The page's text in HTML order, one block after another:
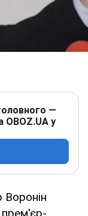
—
OBOZ.UA у